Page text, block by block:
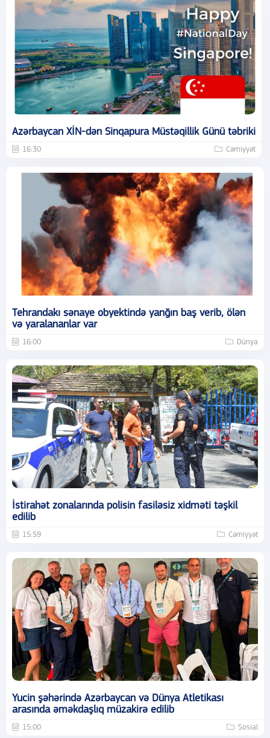
Azərbaycan XİN-dən Sinqapura Müstəqillik Günü təbriki
16:30 Cəmiyyət
Tehrandakı sənaye obyektində yanğın baş verib, ölən
və yaralananlar var
16:00 Dünya
İstirahət zonalarında polisin fasiləsiz xidməti təşkil
edilib
15:59 Cəmiyyət
Yucin şəhərində Azərbaycan və Dünya Atletikası
arasında əməkdaşlıq müzakirə edilib
15:00 Sosial